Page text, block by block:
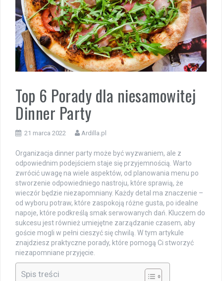
Top 6 Porady dla niesamowitej
Dinner Party
21 marca 2022 Ardilla.pl
Organizacja dinner party może być wyzwaniem, ale z
odpowiednim podejściem staje się przyjemnością. Warto
zwrócić uwagę na wiele aspektów, od planowania menu po
stworzenie odpowiedniego nastroju, które sprawią, że
wieczór będzie niezapomniany. Każdy detal ma znaczenie –
od wyboru potraw, które zaspokoją różne gusta, po idealne
napoje, które podkreślą smak serwowanych dań. Kluczem do
sukcesu jest również umiejętne zarządzanie czasem, aby
goście mogli w pełni cieszyć się chwilą. W tym artykule
znajdziesz praktyczne porady, które pomogą Ci stworzyć
niezapomniane przyjęcie.
Spis treści